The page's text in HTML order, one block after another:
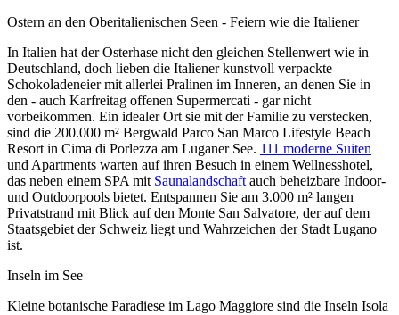
Ostern an den Oberitalienischen Seen - Feiern wie die Italiener
In Italien hat der Osterhase nicht den gleichen Stellenwert wie in
Deutschland, doch lieben die Italiener kunstvoll verpackte
Schokoladeneier mit allerlei Pralinen im Inneren, an denen Sie in
den - auch Karfreitag offenen Supermercati - gar nicht
vorbeikommen. Ein idealer Ort sie mit der Familie zu verstecken,
sind die 200.000 m² Bergwald Parco San Marco Lifestyle Beach
Resort in Cima di Porlezza am Luganer See. 111 moderne Suiten
und Apartments warten auf ihren Besuch in einem Wellnesshotel,
das neben einem SPA mit Saunalandschaft auch beheizbare Indoor-
und Outdoorpools bietet. Entspannen Sie am 3.000 m² langen
Privatstrand mit Blick auf den Monte San Salvatore, der auf dem
Staatsgebiet der Schweiz liegt und Wahrzeichen der Stadt Lugano
ist.
Inseln im See
Kleine botanische Paradiese im Lago Maggiore sind die Inseln Isola